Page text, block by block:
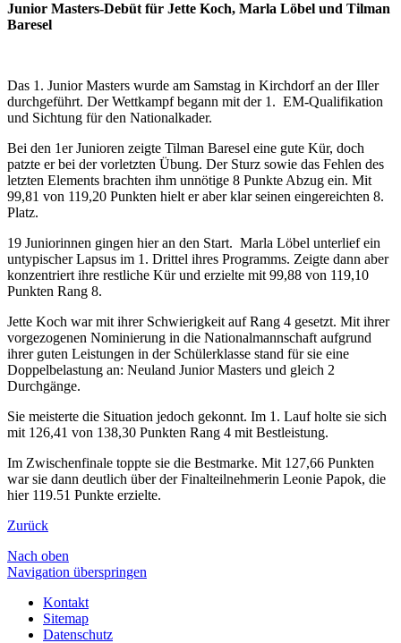
Junior Masters-Debüt für Jette Koch, Marla Löbel und Tilman
Baresel
Das 1. Junior Masters wurde am Samstag in Kirchdorf an der Iller
durchgeführt. Der Wettkampf begann mit der 1. EM-Qualifikation
und Sichtung für den Nationalkader.
Bei den 1er Junioren zeigte Tilman Baresel eine gute Kür, doch
patzte er bei der vorletzten Übung. Der Sturz sowie das Fehlen des
letzten Elements brachten ihm unnötige 8 Punkte Abzug ein. Mit
99,81 von 119,20 Punkten hielt er aber klar seinen eingereichten 8.
Platz.
19 Juniorinnen gingen hier an den Start. Marla Löbel unterlief ein
untypischer Lapsus im 1. Drittel ihres Programms. Zeigte dann aber
konzentriert ihre restliche Kür und erzielte mit 99,88 von 119,10
Punkten Rang 8.
Jette Koch war mit ihrer Schwierigkeit auf Rang 4 gesetzt. Mit ihrer
vorgezogenen Nominierung in die Nationalmannschaft aufgrund
ihrer guten Leistungen in der Schülerklasse stand für sie eine
Doppelbelastung an: Neuland Junior Masters und gleich 2
Durchgänge.
Sie meisterte die Situation jedoch gekonnt. Im 1. Lauf holte sie sich
mit 126,41 von 138,30 Punkten Rang 4 mit Bestleistung.
Im Zwischenfinale toppte sie die Bestmarke. Mit 127,66 Punkten
war sie dann deutlich über der Finalteilnehmerin Leonie Papok, die
hier 119.51 Punkte erzielte.
Zurück
Nach oben
Navigation überspringen
Kontakt
Sitemap
Datenschutz